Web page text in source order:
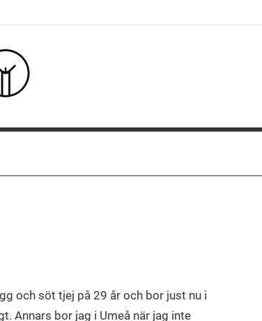
och söt tjej på 29 år och bor just nu i
Annars bor jag i Umeå när jag inte